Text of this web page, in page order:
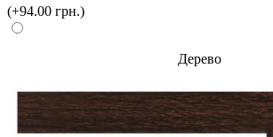
(+94.00 грн.)
Дерево